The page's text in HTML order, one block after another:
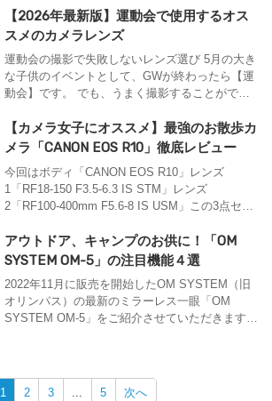
どい、そんなお悩みはありませんか? そんなあな
たにぴったりなのが、Insta360 GO 3S。親指サイ
【2026年最新版】運動会で使用するオス
スメのカメラレンズ
運動会の撮影で失敗しないレンズ選び 5月の大き
な子供のイベントとして、GWが終わったら【運
動会】です。 でも、うまく撮影することができ
で、当社おススメのレンズをご紹介させていただ
きます。 &nbsp; そもそも何故上手く撮影できな
撮影でお悩みトップ３ 「望遠が足りな...
【カメラ女子にオススメ】最強のお散歩カ
メラ「CANON EOS R10」徹底レビュー
今回はボディ「CANON EOS R10」レンズ
1「RF18-150 F3.5-6.3 IS STM」レンズ
2「RF100-400mm F5.6-8 IS USM」この3点セッ
お散歩カメラに革命をもたらしたといっても過言
ではありません。おすすめポイントを作例ととも
アウトドア、キャンプのお供に！「OM
SYSTEM OM-5」の注目機能４選
2022年11月に販売を開始したOM SYSTEM（旧
オリンパス）の最新のミラーレス一眼「OM
SYSTEM OM-5」をご紹介させていただきます。
ちらの写真はNDフィルターや三脚無しで撮影し
1 2 3 ... 5 次へ